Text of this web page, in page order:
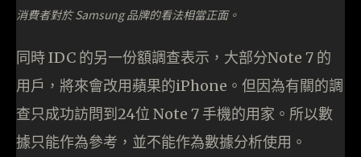
消費者對於 Samsung 品牌的看法相當正面。
同時 IDC 的另一份額調查表示，大部分Note 7 的
用戶，將來會改用蘋果的iPhone。但因為有關的調
查只成功訪問到24位 Note 7 手機的用家。所以數
據只能作為參考，並不能作為數據分析使用。